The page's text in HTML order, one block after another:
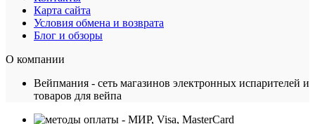
Карта сайта
Условия обмена и возврата
Блог и обзоры
О компании
Вейпмания - сеть магазинов электронных испарителей и
товаров для вейпа